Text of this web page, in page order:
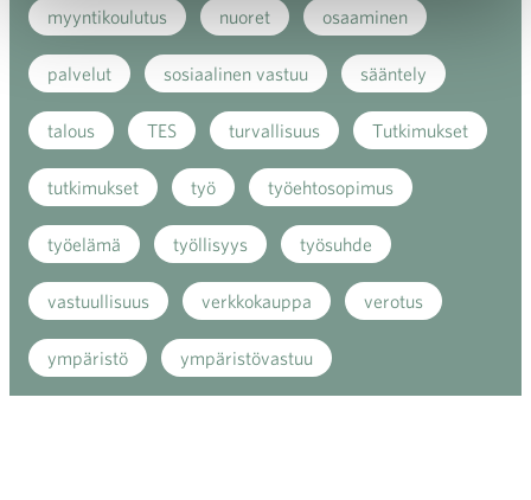
myyntikoulutus nuoret osaaminen
palvelut sosiaalinen vastuu sääntely
talous TES turvallisuus Tutkimukset
tutkimukset työ työehtosopimus
työelämä työllisyys työsuhde
vastuullisuus verkkokauppa verotus
ympäristö ympäristövastuu